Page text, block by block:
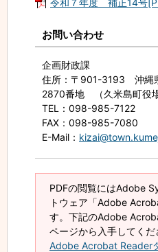
令和７年度 補正14号
お問い合わせ
企画財政課
住所 ：〒901-3193 沖縄
2870番地 （久米島町役場
TEL
：098-985-7122
FAX ：098-985-7080
E-Mail ：
PDFの閲覧にはAdobe
トウェア「Adobe
す。下記のAdobe
ページから入手してくだ
Adobe Acrobat Reader